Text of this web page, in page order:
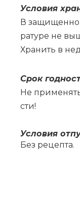
Усло­вия
В
ра­ту­ре не
Хра­нить в
Срок
Не
сти!
Усло­вия
Без ре­цеп­та.